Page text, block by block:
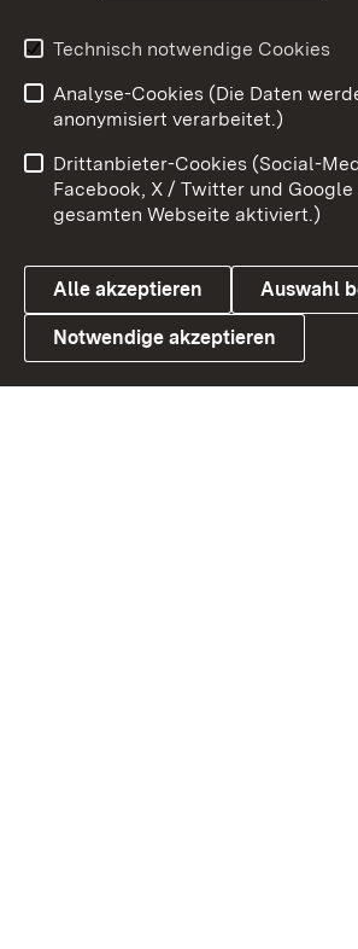
Youtube
Link zum Landesportal
Benutzungshinweise
Datenschutz
Cookies
Technisch notwendige Cookies
Analyse-Cookies (Die Daten
anonymisiert verarbeitet.)
Drittanbieter-Cookies (Social-
Facebook, X / Twitter und
gesamten Webseite aktiviert.)
Alle akzeptieren Auswahl
Notwendige akzeptieren